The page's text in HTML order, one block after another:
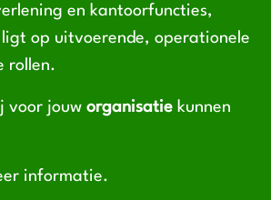
en kantoorfuncties,
op uitvoerende, operationele
rollen.
voor jouw organisatie kunnen
informatie.